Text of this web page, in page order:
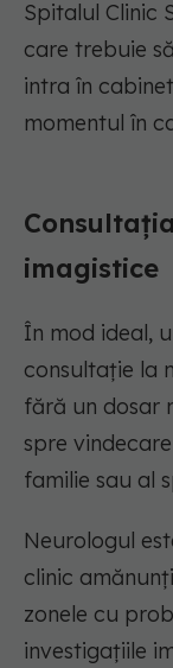
Spitalul Clinic
care trebuie
intra în
momentul în
imagistice
În mod ideal,
consultație la
fără un dosar
spre
familie sau al
Neurologul
clinic
zonele cu
investigațiile